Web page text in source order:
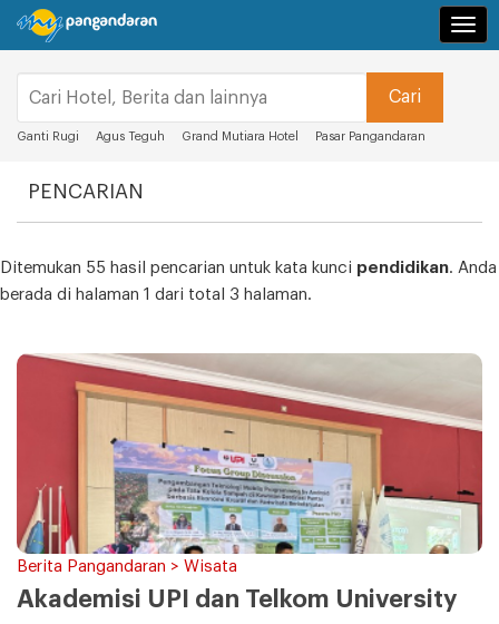
Ganti Rugi Agus Teguh Grand Mutiara Hotel Pasar Pangandaran
PENCARIAN
Ditemukan 55 hasil pencarian untuk kata kunci pendidikan. Anda
berada di halaman 1 dari total 3 halaman.
Berita Pangandaran > Wisata
Akademisi UPI dan Telkom University